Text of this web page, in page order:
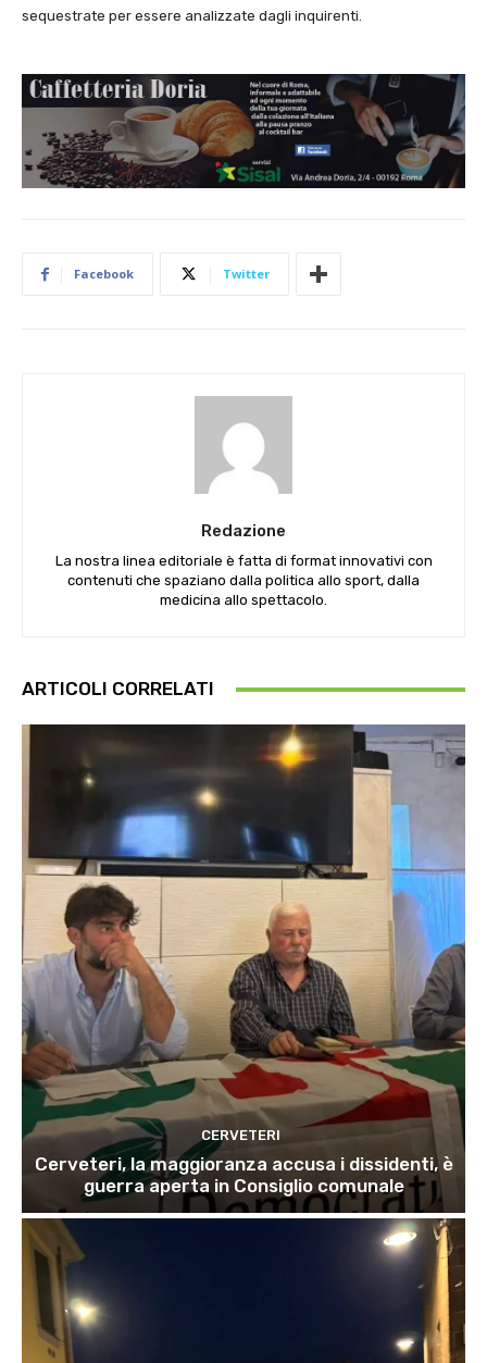
sequestrate per essere analizzate dagli inquirenti.
Facebook Twitter
Redazione
La nostra linea editoriale è fatta di format innovativi con
contenuti che spaziano dalla politica allo sport, dalla
medicina allo spettacolo.
ARTICOLI CORRELATI
CERVETERI
Cerveteri, la maggioranza accusa i dissidenti, è
guerra aperta in Consiglio comunale